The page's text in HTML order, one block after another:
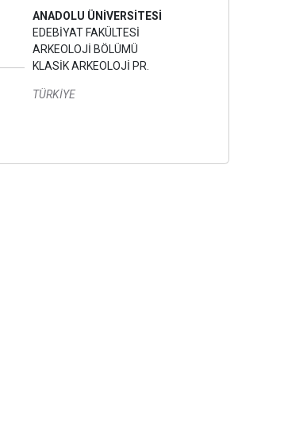
ANADOLU ÜNİVERSİTESİ
EDEBİYAT FAKÜLTESİ
ARKEOLOJİ BÖLÜMÜ
KLASİK ARKEOLOJİ PR.
TÜRKİYE